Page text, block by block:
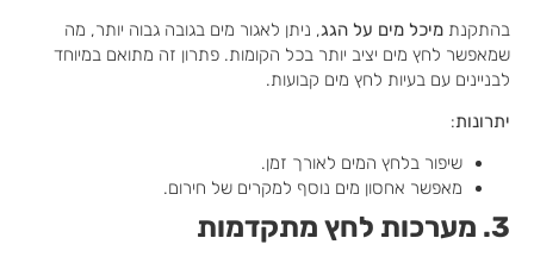
בהתקנת מיכל מים על הגג, ניתן לאגור מים בגובה גבוה יותר, מה
שמאפשר לחץ מים יציב יותר בכל הקומות. פתרון זה מתואם במיוחד
לבניינים עם בעיות לחץ מים קבועות.
יתרונות:
שיפור בלחץ המים לאורך זמן.
מאפשר אחסון מים נוסף למקרים של חירום.
3. מערכות לחץ מתקדמות